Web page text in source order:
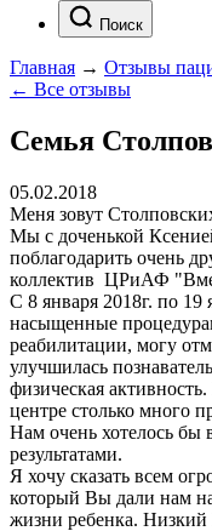
Поиск
Главная → Отзывы
← Все отзывы
Семья
05.02.2018
Меня зовут
Мы с доченькой
поблагодарить очень
коллектив ЦРиАФ
С 8 января 2018г. по 19
насыщенные
реабилитации, могу
улучшилась
физическая
центре столько много
Нам очень хотелось бы
результатами.
Я хочу сказать всем
который Вы дали нам
жизни ребенка.